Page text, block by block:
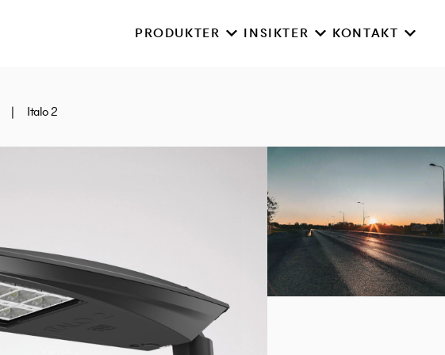
PRODUKTER INSIKTER KONTAKT
| Italo 2